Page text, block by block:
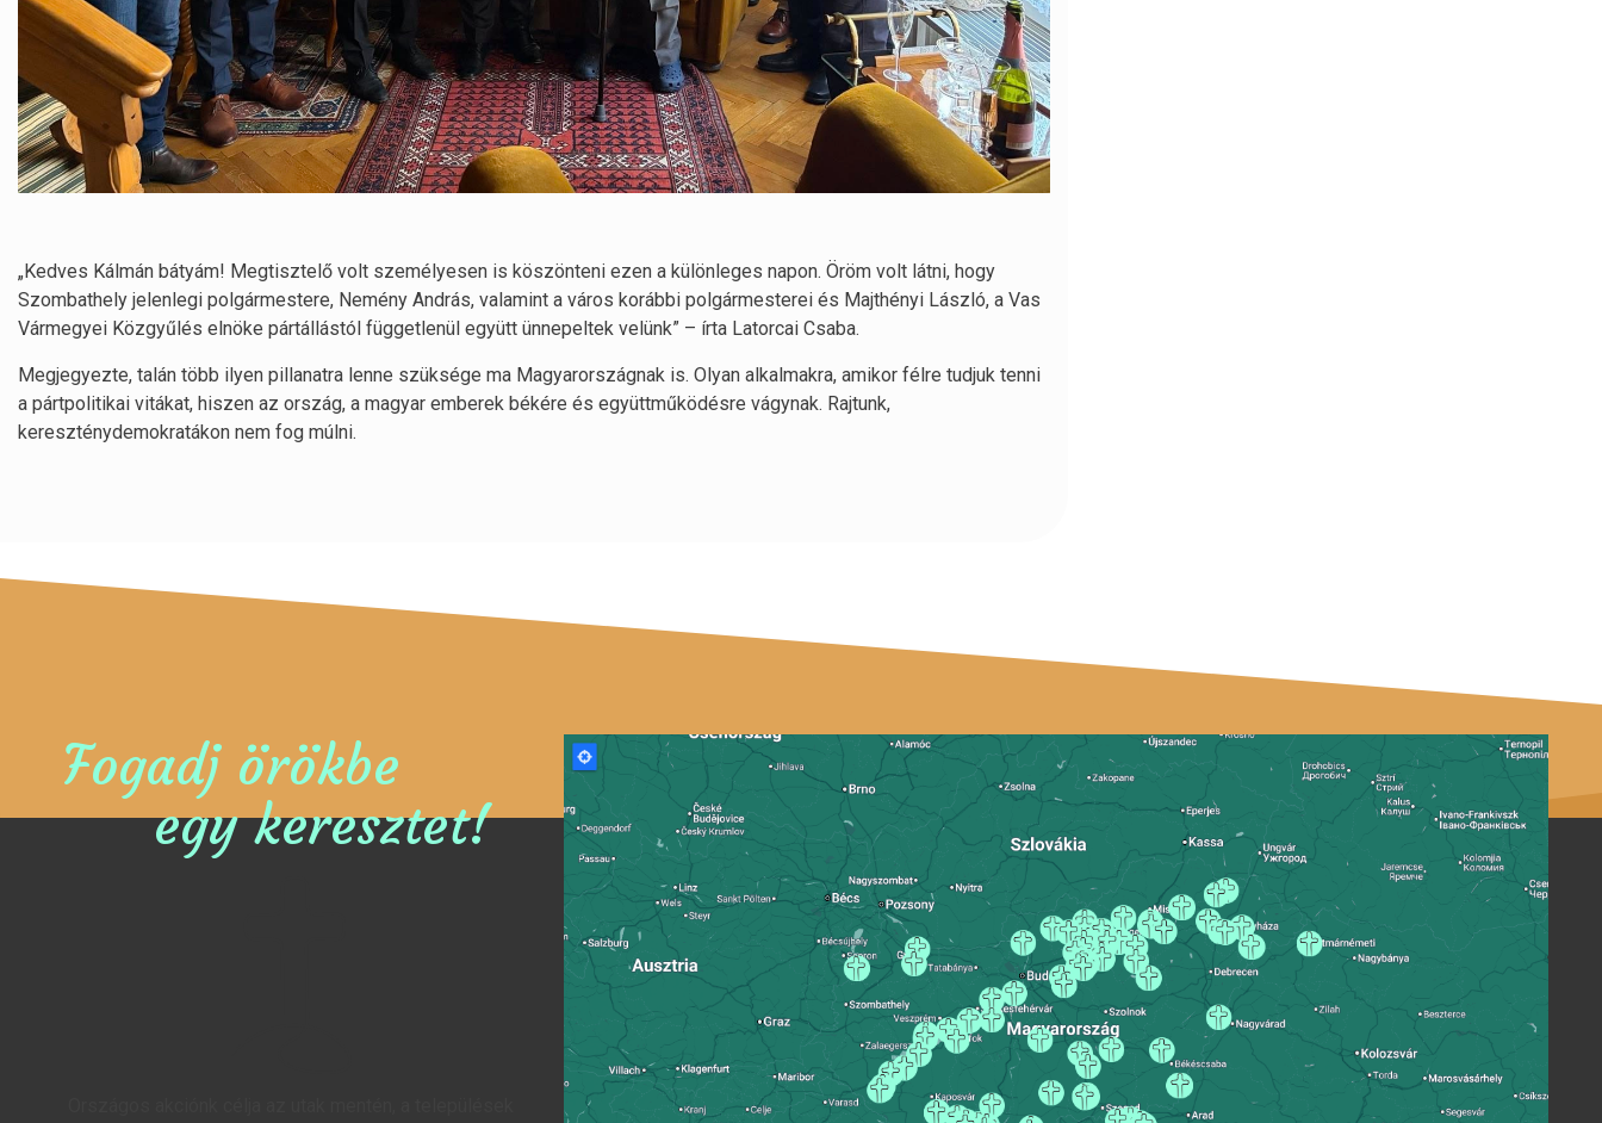
„Kedves Kálmán bátyám! Megtisztelő volt személyesen is köszönteni ezen a különleges napon. Öröm volt látni, hogy
Szombathely jelenlegi polgármestere, Nemény András, valamint a város korábbi polgármesterei és Majthényi László, a Vas
Vármegyei Közgyűlés elnöke pártállástól függetlenül együtt ünnepeltek velünk” – írta Latorcai Csaba.
Megjegyezte, talán több ilyen pillanatra lenne szüksége ma Magyarországnak is. Olyan alkalmakra, amikor félre tudjuk tenni
a pártpolitikai vitákat, hiszen az ország, a magyar emberek békére és együttműködésre vágynak. Rajtunk,
kereszténydemokratákon nem fog múlni.
Fogadj örökbe
egy keresztet!